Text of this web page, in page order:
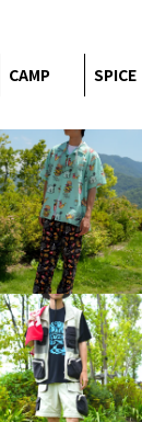
CAMP SPICE